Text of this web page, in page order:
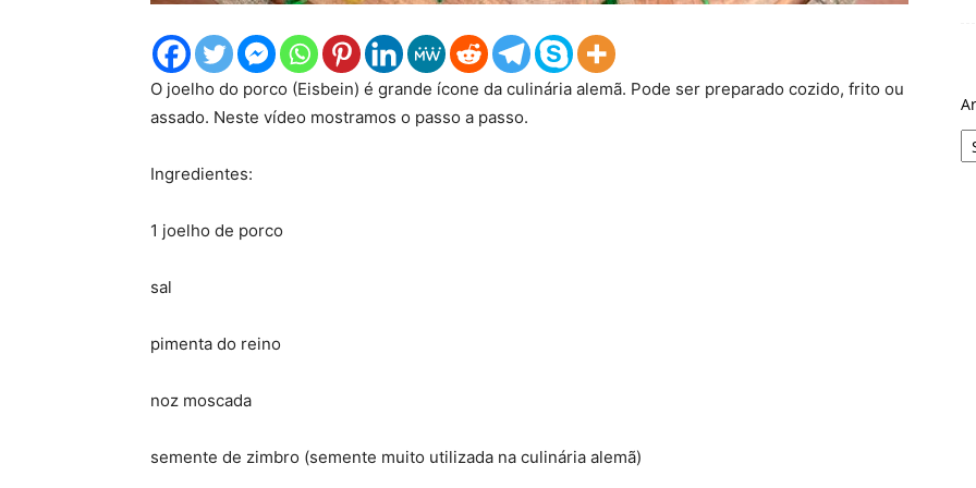
O joelho do porco (Eisbein) é grande ícone da culinária alemã. Pode ser preparado cozido, frito ou
assado. Neste vídeo mostramos o passo a passo.
Ingredientes:
1 joelho de porco
sal
pimenta do reino
noz moscada
semente de zimbro (semente muito utilizada na culinária alemã)